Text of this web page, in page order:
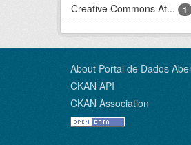
Creative Commons At...
1
About Portal de Dados
CKAN API
CKAN Association